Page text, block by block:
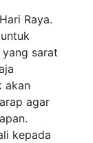
Raya.
sarat
akan
agar
kepada